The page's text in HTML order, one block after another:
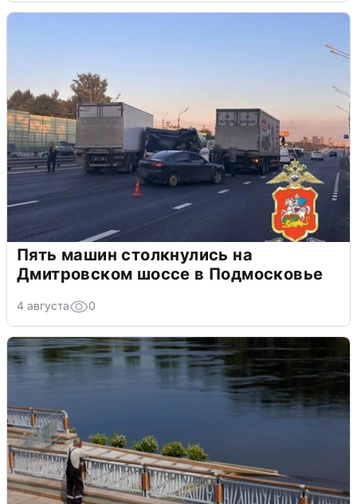
Пять машин столкнулись на
Дмитровском шоссе в Подмосковье
4 августа 0